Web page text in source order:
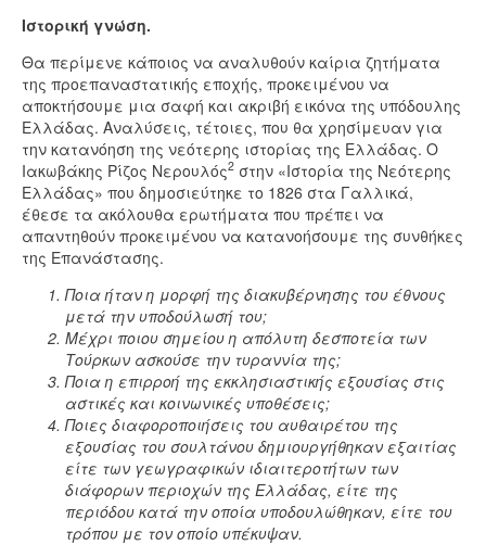
Ιστορική γνώση.
Θα περίμενε κάποιος να αναλυθούν καίρια ζητήματα
της προεπαναστατικής εποχής, προκειμένου να
αποκτήσουμε μια σαφή και ακριβή εικόνα της υπόδουλης
Ελλάδας. Αναλύσεις, τέτοιες, που θα χρησίμευαν για
την κατανόηση της νεότερης ιστορίας της Ελλάδας. Ο
Ιακωβάκης Ρίζος Νερουλός2 στην «Ιστορία της Νεότερης
Ελλάδας» που δημοσιεύτηκε το 1826 στα Γαλλικά,
έθεσε τα ακόλουθα ερωτήματα που πρέπει να
απαντηθούν προκειμένου να κατανοήσουμε της συνθήκες
της Επανάστασης.
Ποια ήταν η μορφή της διακυβέρνησης του έθνους
μετά την υποδούλωσή του;
Μέχρι ποιου σημείου η απόλυτη δεσποτεία των
Τούρκων ασκούσε την τυραννία της;
Ποια η επιρροή της εκκλησιαστικής εξουσίας στις
αστικές και κοινωνικές υποθέσεις;
Ποιες διαφοροποιήσεις του αυθαιρέτου της
εξουσίας του σουλτάνου δημιουργήθηκαν εξαιτίας
είτε των γεωγραφικών ιδιαιτεροτήτων των
διάφορων περιοχών της Ελλάδας, είτε της
περιόδου κατά την οποία υποδουλώθηκαν, είτε του
τρόπου με τον οποίο υπέκυψαν.